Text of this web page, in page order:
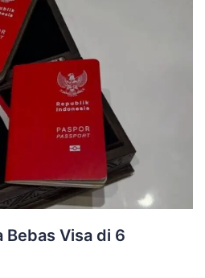
Bebas Visa di 6